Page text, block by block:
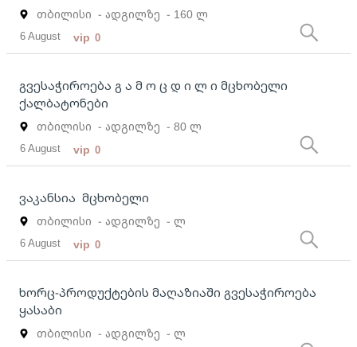
თბილისი - ადგილზე - 160 ლ
6 August vip 0
გვესაჭიროება გ ა მ ო ც დ ი ლ ი მცხობელი
ქალბატონები
თბილისი - ადგილზე - 80 ლ
6 August vip 0
ვაკანსია მცხობელი
თბილისი - ადგილზე - ლ
6 August vip 0
ხორც-პროდუქტების მაღაზიაში გვესაჭიროება
ყასაბი
თბილისი - ადგილზე - ლ